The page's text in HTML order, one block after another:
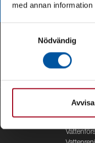
med annan
Nödvändig
Avvisa